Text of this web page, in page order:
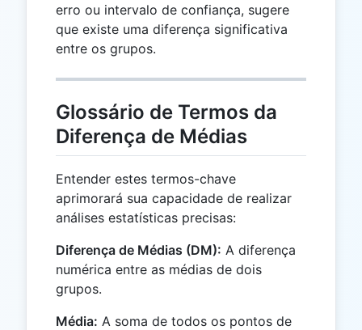
erro ou intervalo de confiança, sugere
que existe uma diferença significativa
entre os grupos.
Glossário de Termos da
Diferença de Médias
Entender estes termos-chave
aprimorará sua capacidade de realizar
análises estatísticas precisas:
Diferença de Médias (DM): A diferença
numérica entre as médias de dois
grupos.
Média: A soma de todos os pontos de